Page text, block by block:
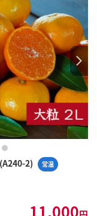
(A240-2) 常温
6
11,000